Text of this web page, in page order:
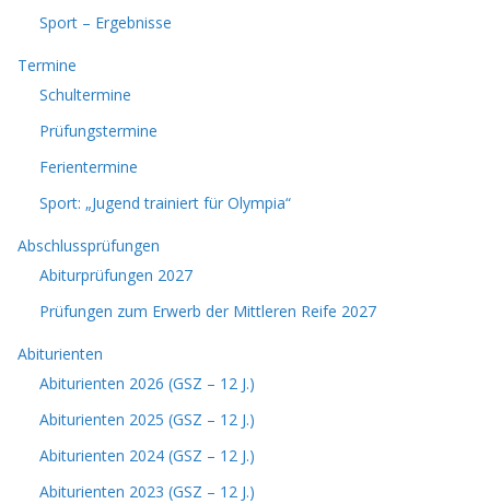
Sport – Ergebnisse
Termine
Schultermine
Prüfungstermine
Ferientermine
Sport: „Jugend trainiert für Olympia“
Abschlussprüfungen
Abiturprüfungen 2027
Prüfungen zum Erwerb der Mittleren Reife 2027
Abiturienten
Abiturienten 2026 (GSZ – 12 J.)
Abiturienten 2025 (GSZ – 12 J.)
Abiturienten 2024 (GSZ – 12 J.)
Abiturienten 2023 (GSZ – 12 J.)